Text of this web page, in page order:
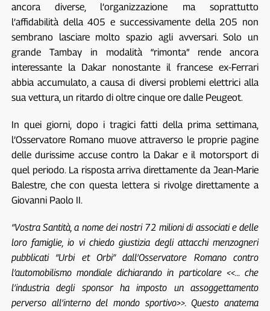
ancora diverse, l’organizzazione ma soprattutto
l’affidabilità della 405 e successivamente della 205 non
sembrano lasciare molto spazio agli avversari. Solo un
grande Tambay in modalità “rimonta” rende ancora
interessante la Dakar nonostante il francese ex-Ferrari
abbia accumulato, a causa di diversi problemi elettrici alla
sua vettura, un ritardo di oltre cinque ore dalle Peugeot.
In quei giorni, dopo i tragici fatti della prima settimana,
l’Osservatore Romano muove attraverso le proprie pagine
delle durissime accuse contro la Dakar e il motorsport di
quel periodo. La risposta arriva direttamente da Jean-Marie
Balestre, che con questa lettera si rivolge direttamente a
Giovanni Paolo II.
“Vostra Santità, a nome dei nostri 72 milioni di associati e delle
loro famiglie, io vi chiedo giustizia degli attacchi menzogneri
pubblicati “Urbi et Orbi” dall’Osservatore Romano contro
l’automobilismo mondiale dichiarando in particolare <<… che
l’industria degli sponsor ha imposto un assoggettamento
perverso all’interno del mondo sportivo>>. Questo anatema